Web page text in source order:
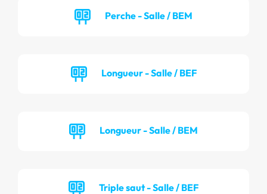
Perche - Salle / BEM
Longueur - Salle / BEF
Longueur - Salle / BEM
Triple saut - Salle / BEF